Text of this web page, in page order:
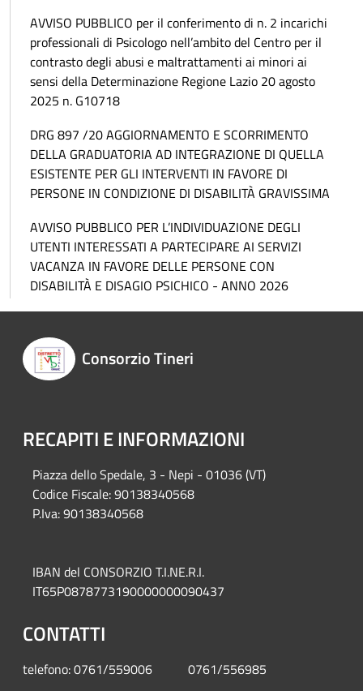
AVVISO PUBBLICO per il conferimento di n. 2 incarichi
professionali di Psicologo nell’ambito del Centro per il
contrasto degli abusi e maltrattamenti ai minori ai
sensi della Determinazione Regione Lazio 20 agosto
2025 n. G10718
DRG 897 /20 AGGIORNAMENTO E SCORRIMENTO
DELLA GRADUATORIA AD INTEGRAZIONE DI QUELLA
ESISTENTE PER GLI INTERVENTI IN FAVORE DI
PERSONE IN CONDIZIONE DI DISABILITÀ GRAVISSIMA
AVVISO PUBBLICO PER L’INDIVIDUAZIONE DEGLI
UTENTI INTERESSATI A PARTECIPARE AI SERVIZI
VACANZA IN FAVORE DELLE PERSONE CON
DISABILITÀ E DISAGIO PSICHICO - ANNO 2026
Consorzio Tineri
RECAPITI E INFORMAZIONI
Piazza dello Spedale, 3 - Nepi - 01036 (VT)
Codice Fiscale: 90138340568
P.Iva: 90138340568
IBAN del CONSORZIO T.I.NE.R.I.
IT65P0878773190000000090437
CONTATTI
telefono: 0761/559006 0761/556985